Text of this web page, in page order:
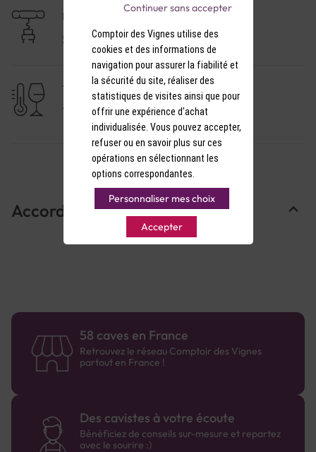
NIVEAU DE GARDE
5 à 10 ans
TEMPÉRATURE DE SERVICE
15-16°C
Accords Mets & Vins
58 caves en France
Retrouvez le réseau Comptoir des Vignes
partout en France !
Des cavistes à votre écoute
Bénéficiez de conseils sur-mesure et repartez
avec le sourire :)
Comptoir des Vignes utilise des
cookies et des informations de
navigation pour assurer la fiabilité et
la sécurité du site, réaliser des
statistiques de visites ainsi que pour
offrir une expérience d'achat
individualisée. Vous pouvez accepter,
refuser ou en savoir plus sur ces
opérations en sélectionnant les
options correspondantes.
Personnaliser mes choix
Accepter
Continuer sans accepter